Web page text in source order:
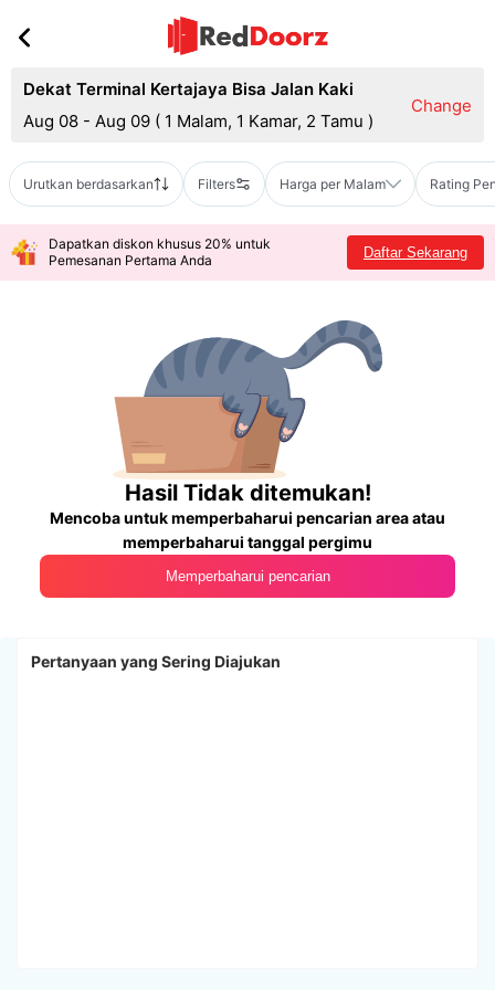
Dekat Terminal Kertajaya Bisa Jalan Kaki
Aug 08 - Aug 09 ( 1 Malam, 1 Kamar, 2 Tamu )
Change
Urutkan berdasarkan Filters Harga per Malam Rating
Dapatkan diskon khusus 20% untuk
Pemesanan Pertama Anda
Daftar Sekarang
Hasil Tidak ditemukan!
Mencoba untuk memperbaharui pencarian area atau
memperbaharui tanggal pergimu
Memperbaharui pencarian
Pertanyaan yang Sering Diajukan